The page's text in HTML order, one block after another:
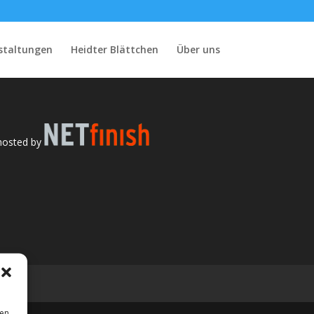
Heidter Blättchen Über uns
by